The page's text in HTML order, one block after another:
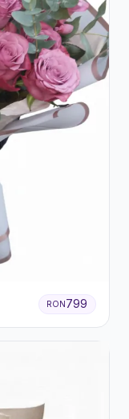
RON799